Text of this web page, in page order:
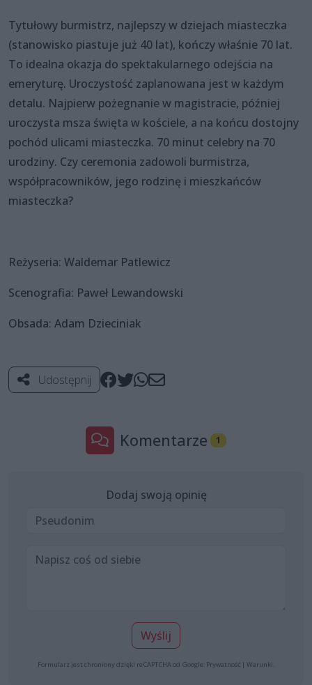
Tytułowy burmistrz, najlepszy w dziejach miasteczka
(stanowisko piastuje już 40 lat), kończy właśnie 70 lat.
To idealna okazja do spektakularnego odejścia na
emeryturę. Uroczystość zaplanowana jest w każdym
detalu. Najpierw pożegnanie w magistracie, później
uroczysta msza święta w kościele, a na końcu dostojny
pochód ulicami miasteczka. 70 minut celebry na 70
urodziny. Czy ceremonia zadowoli burmistrza,
współpracowników, jego rodzinę i mieszkańców
miasteczka?
Reżyseria: Waldemar Patlewicz
Scenografia: Paweł Lewandowski
Obsada: Adam Dzieciniak
Udostępnij
Komentarze 1
Dodaj swoją opinię
Wyślij
Formularz jest chroniony dzięki reCAPTCHA od Google: Prywatność | Warunki